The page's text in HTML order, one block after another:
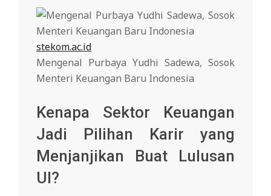
stekom.ac.id
Mengenal Purbaya Yudhi Sadewa, Sosok
Menteri Keuangan Baru Indonesia
Kenapa Sektor Keuangan
Jadi Pilihan Karir yang
Menjanjikan Buat Lulusan
UI?